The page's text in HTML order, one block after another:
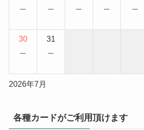
− − − − −
30
−
31
−
2026年7月
各種カードがご利用頂けます